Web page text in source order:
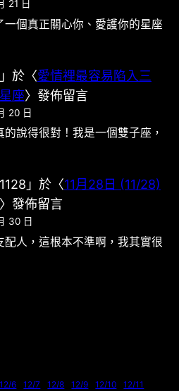
21 日
一個真正關心你、愛護你的星座
於〈愛情裡最容易陷入三
座〉發佈留言
20 日
的說得很對！我是一個雙子座，
」於〈11月28日 (11/28)
發佈留言
30 日
配人，這根本不準啊，我其實很
12/6 12/7 12/8 12/9 12/10 12/11